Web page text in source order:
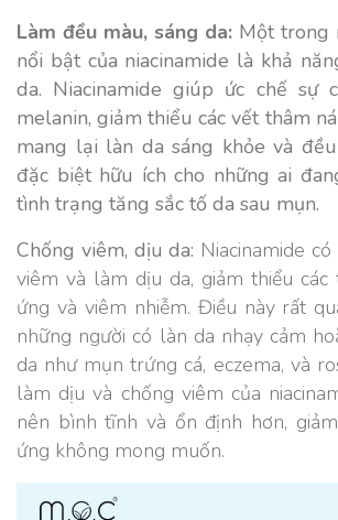
Làm đều màu, sáng da: Một trong
nổi bật của niacinamide là khả
da. Niacinamide giúp ức chế sự
melanin, giảm thiểu các vết thâm
mang lại làn da sáng khỏe và
đặc biệt hữu ích cho những ai
tình trạng tăng sắc tố da sau mụn.
Chống viêm, dịu da: Niacinamide
viêm và làm dịu da, giảm thiểu các
ứng và viêm nhiễm. Điều này rất
những người có làn da nhạy cảm
da như mụn trứng cá, eczema, và
làm dịu và chống viêm của
nên bình tĩnh và ổn định hơn,
ứng không mong muốn.